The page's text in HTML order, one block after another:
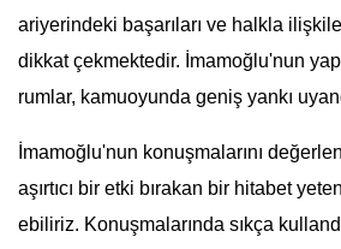
ariyerindeki başarıları ve halkla
dikkat çekmektedir. İmamoğlu'nun
rumlar, kamuoyunda geniş yankı
İmamoğlu'nun konuşmalarını
aşırtıcı bir etki bırakan bir hitabet
ebiliriz. Konuşmalarında sıkça